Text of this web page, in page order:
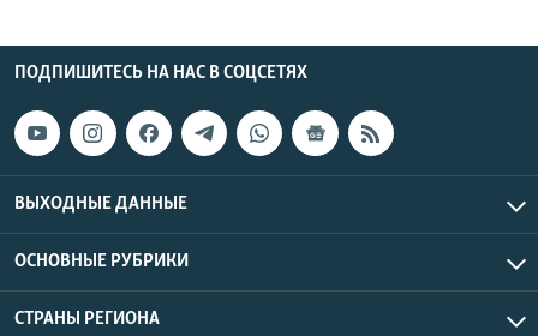
ПОДПИШИТЕСЬ НА НАС В СОЦСЕТЯХ
ВЫХОДНЫЕ ДАННЫЕ
ОСНОВНЫЕ РУБРИКИ
СТРАНЫ РЕГИОНА